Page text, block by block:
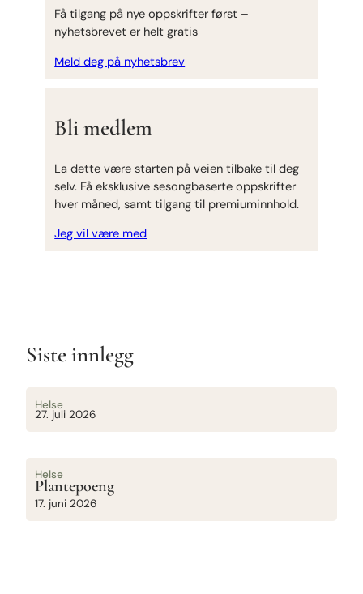
Få tilgang på nye oppskrifter først –
nyhetsbrevet er helt gratis
Meld deg på nyhetsbrev
Bli medlem
La dette være starten på veien tilbake til deg
selv. Få eksklusive sesongbaserte oppskrifter
hver måned, samt tilgang til premiuminnhold.
Jeg vil være med
Siste innlegg
Helse
27. juli 2026
Helse
Plantepoeng
17. juni 2026